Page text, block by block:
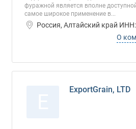
фуражной является вполне
самое широкое применение в...
Россия, Алтайский край
О
ExportGrain, LTD